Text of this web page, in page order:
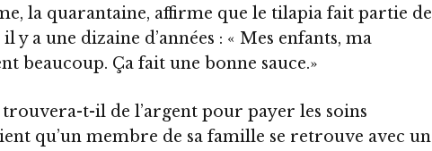
la quarantaine, affirme que le tilapia fait partie de
y a une dizaine d’années : « Mes enfants, ma
beaucoup. Ça fait une bonne sauce.»
t-il de l’argent pour payer les soins
qu’un membre de sa famille se retrouve avec un